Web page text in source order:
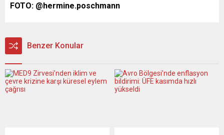
FOTO: @hermine.poschmann
Benzer Konular